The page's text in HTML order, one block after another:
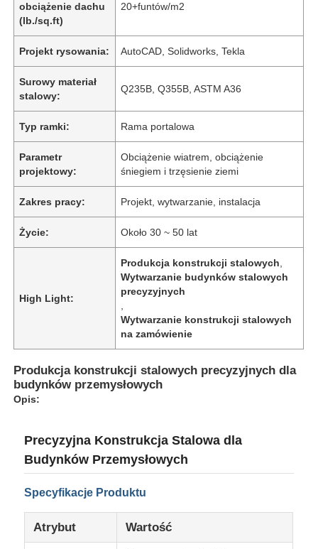
obciążenie dachu
(lb./sq.ft)
20+funtów/m2
Projekt rysowania: AutoCAD, Solidworks, Tekla
Surowy materiał
stalowy:
Q235B, Q355B, ASTM A36
Typ ramki: Rama portalowa
Parametr
projektowy:
Obciążenie wiatrem, obciążenie
śniegiem i trzęsienie ziemi
Zakres pracy: Projekt, wytwarzanie, instalacja
Życie: Około 30 ~ 50 lat
High Light:
Produkcja konstrukcji stalowych
Wytwarzanie budynków stalowych
precyzyjnych
Wytwarzanie konstrukcji stalowych
na zamówienie
Produkcja konstrukcji stalowych precyzyjnych dla
budynków przemysłowych
Opis:
Precyzyjna Konstrukcja Stalowa dla
Budynków Przemysłowych
Specyfikacje Produktu
Atrybut Wartość